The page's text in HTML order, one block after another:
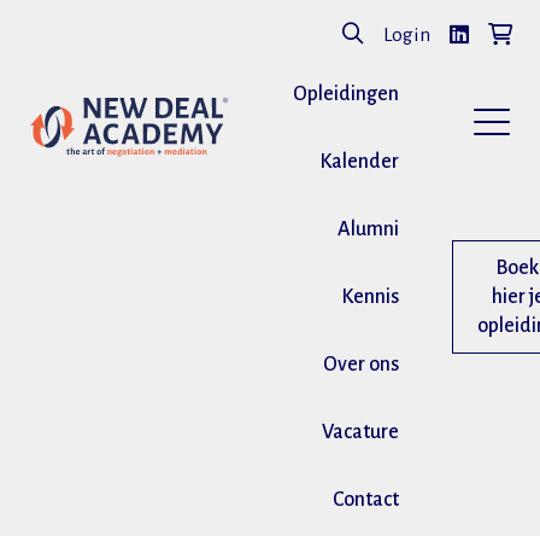
Login
Opleidingen
Kalender
Alumni
Kennis
Over ons
Vacature
Contact
Boek
hier